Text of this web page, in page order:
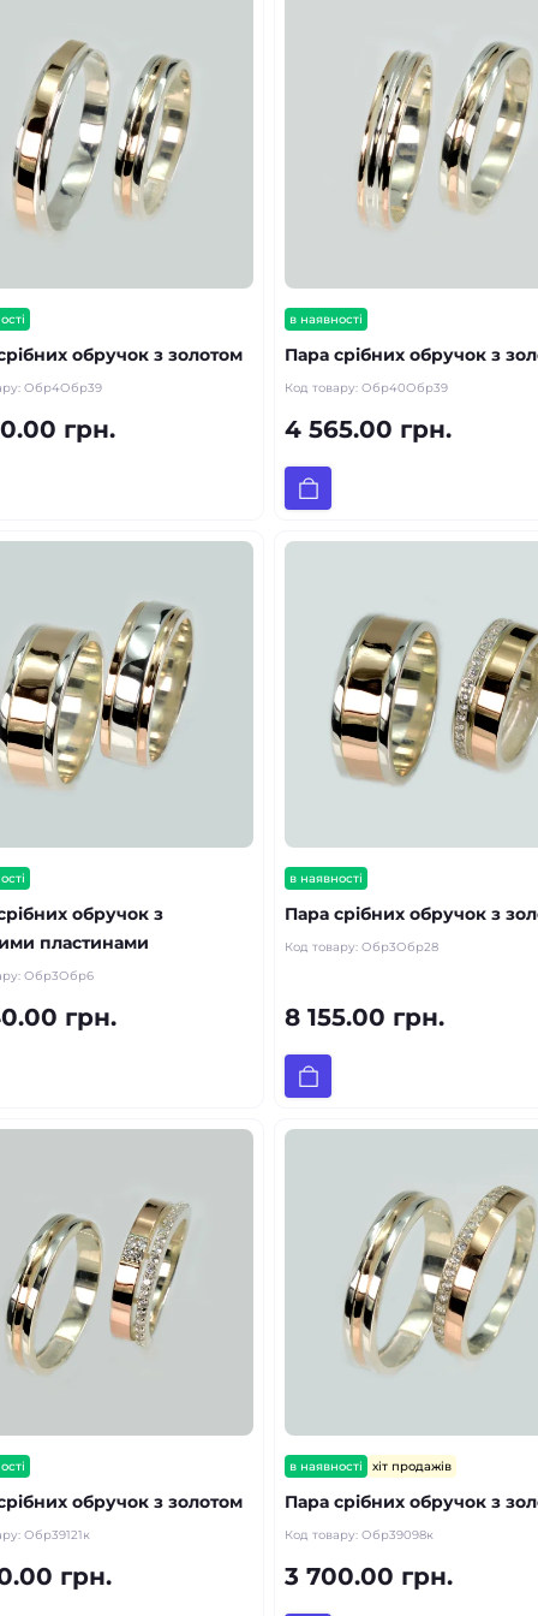
обручок з золотом
Обр4Обр39
грн.
в наявності
Пара срібних обручок з
Код товару: Обр40Обр39
4 565.00 грн.
обручок з
пластинами
Обр3Обр6
грн.
в наявності
Пара срібних обручок з
Код товару: Обр3Обр28
8 155.00 грн.
обручок з золотом
Обр39121к
грн.
в наявності хіт продажів
Пара срібних обручок з
Код товару: Обр39098к
3 700.00 грн.